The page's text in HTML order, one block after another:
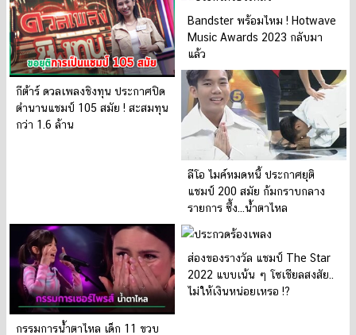
กีต้าร์ ดวลเพลงชิงทุน ประกาศปิด
ตำนานแชมป์ 105 สมัย ! สะสมทุน
กว่า 1.6 ล้าน
Bandster พร้อมไหม ! Hotwave
Music Awards 2023 กลับมา
แล้ว
ลีโอ ไมค์หมดหนี้ ประกาศยุติ
แชมป์ 200 สมัย ก้มกราบกลาง
รายการ ซึ้ง...น้ำตาไหล
กรรมการน้ำตาไหล เด็ก 11 ขวบ
ส่องของรางวัล แชมป์ The Star
2022 แบบเน้น ๆ โซเชียลสงสัย..
ไม่ให้เงินหน่อยเหรอ !?